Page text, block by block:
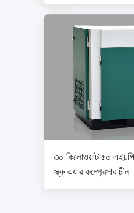
৩০ কিলোওয়াট ৫০ এইচপি
স্ক্রু এয়ার কম্প্রেসার চীন